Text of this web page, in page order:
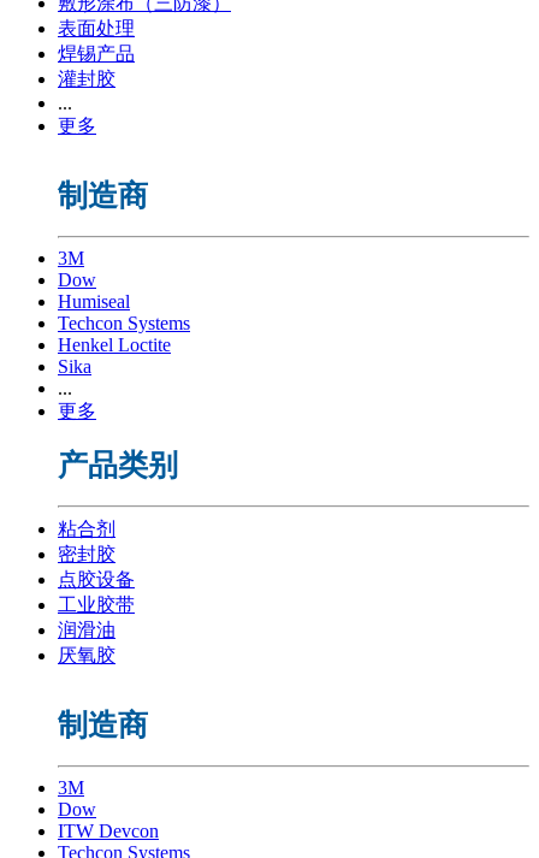
表面处理
焊锡产品
灌封胶
...
更多
制造商
3M
Dow
Humiseal
Techcon Systems
Henkel Loctite
Sika
...
更多
产品类别
粘合剂
密封胶
点胶设备
工业胶带
润滑油
厌氧胶
制造商
3M
Dow
ITW Devcon
Techcon Systems